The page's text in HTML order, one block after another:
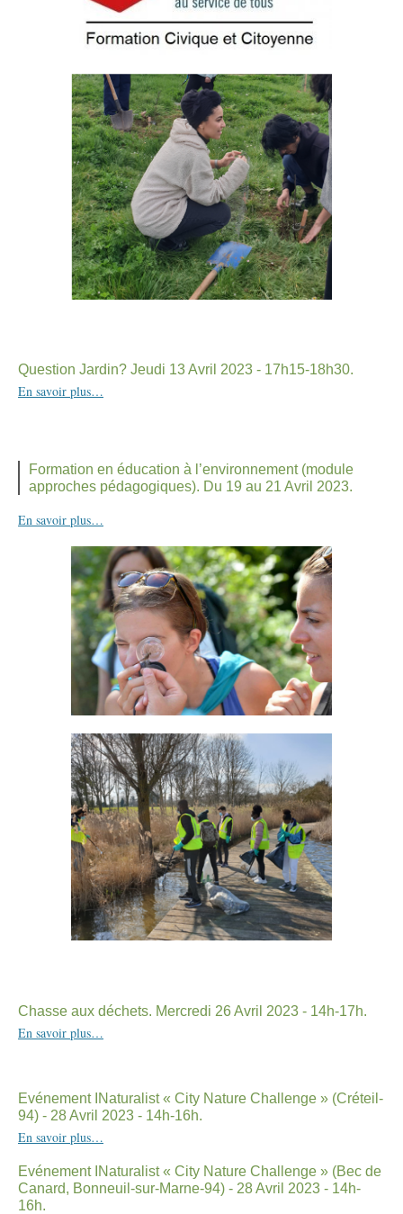
Question Jardin? Jeudi 13 Avril 2023 - 17h15-18h30.
En savoir plus…
Formation en éducation à l’environnement (module
approches pédagogiques). Du 19 au 21 Avril 2023.
En savoir plus…
Chasse aux déchets. Mercredi 26 Avril 2023 - 14h-17h.
En savoir plus…
Evénement INaturalist « City Nature Challenge » (Créteil-
94) - 28 Avril 2023 - 14h-16h.
En savoir plus…
Evénement INaturalist « City Nature Challenge » (Bec de
Canard, Bonneuil-sur-Marne-94) - 28 Avril 2023 - 14h-
16h.